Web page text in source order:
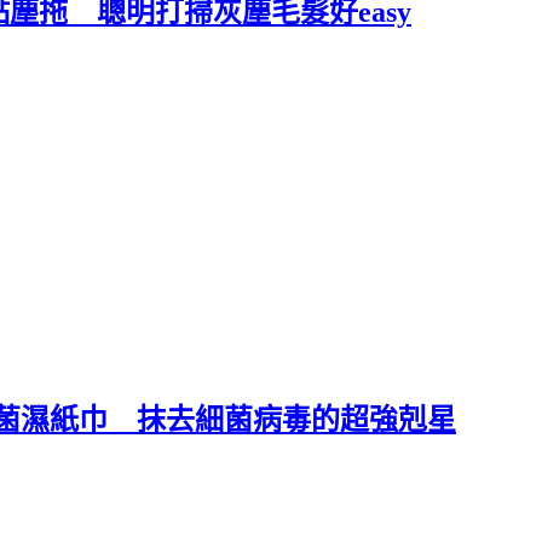
塵拖 聰明打掃灰塵毛髮好easy
濕紙巾 抹去細菌病毒的超強剋星